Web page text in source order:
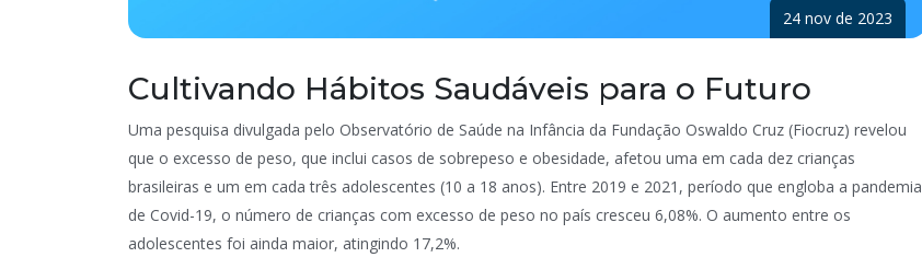
24 nov de 2023
Cultivando Hábitos Saudáveis para o Futuro
Uma pesquisa divulgada pelo Observatório de Saúde na Infância da Fundação Oswaldo Cruz (Fiocruz) revelou
que o excesso de peso, que inclui casos de sobrepeso e obesidade, afetou uma em cada dez crianças
brasileiras e um em cada três adolescentes (10 a 18 anos). Entre 2019 e 2021, período que engloba a pandemia
de Covid-19, o número de crianças com excesso de peso no país cresceu 6,08%. O aumento entre os
adolescentes foi ainda maior, atingindo 17,2%.